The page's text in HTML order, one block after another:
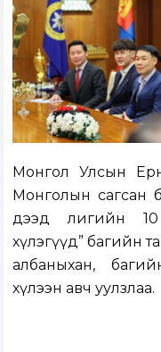
Монгол Улсын
Монголын сагсан
дээд лигийн 10
хүлэгүүд” багийн
албаныхан,
хүлээн авч уулзлаа.